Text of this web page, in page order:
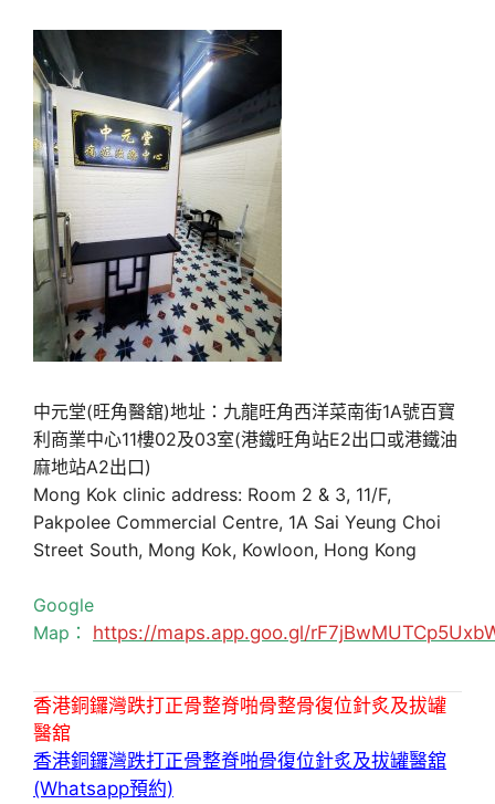
中元堂(旺角醫舘)地址：九龍旺角西洋菜南街1A號百寶
利商業中心11樓02及03室(港鐵旺角站E2出口或港鐵油
麻地站A2出口)
Mong Kok clinic address: Room 2 & 3, 11/F,
Pakpolee Commercial Centre, 1A Sai Yeung Choi
Street South, Mong Kok, Kowloon, Hong Kong
Google
Map： https://maps.app.goo.gl/
香港銅鑼灣跌打正骨整脊啪骨整骨復位針炙及拔罐
醫舘
香港銅鑼灣跌打正骨整脊啪骨復位針炙及拔罐醫舘
(Whatsapp預約)